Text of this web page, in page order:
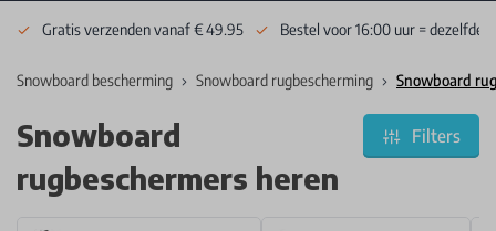
Gratis verzenden vanaf € 49.95 Bestel voor 16:00 uur = dezelfde
Snowboard bescherming Snowboard rugbescherming Snowboard
Snowboard
rugbeschermers heren
Filters